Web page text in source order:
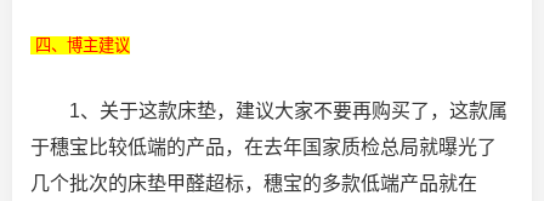
四、博主建议
1、关于这款床垫，建议大家不要再购买了，这款属
于穗宝比较低端的产品，在去年国家质检总局就曝光了
几个批次的床垫甲醛超标，穗宝的多款低端产品就在